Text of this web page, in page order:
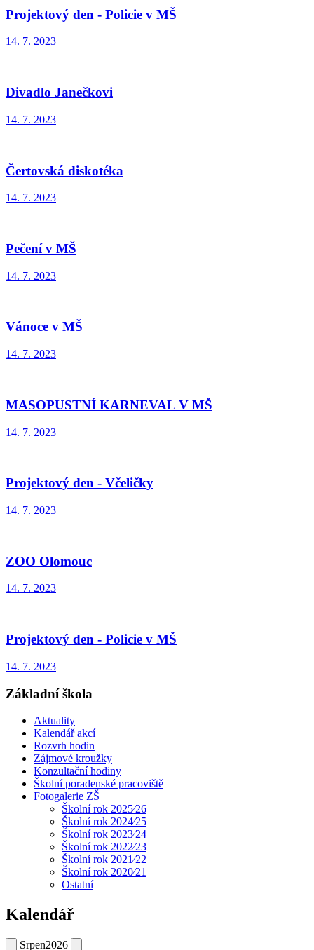
Projektový den - Policie v MŠ
14. 7. 2023
Divadlo Janečkovi
14. 7. 2023
Čertovská diskotéka
14. 7. 2023
Pečení v MŠ
14. 7. 2023
Vánoce v MŠ
14. 7. 2023
MASOPUSTNÍ KARNEVAL V MŠ
14. 7. 2023
Projektový den - Včeličky
14. 7. 2023
ZOO Olomouc
14. 7. 2023
Projektový den - Policie v MŠ
14. 7. 2023
Základní škola
Aktuality
Kalendář akcí
Rozvrh hodin
Zájmové kroužky
Konzultační hodiny
Školní poradenské pracoviště
Fotogalerie ZŠ
Školní rok 2025⁄26
Školní rok 2024⁄25
Školní rok 2023⁄24
Školní rok 2022⁄23
Školní rok 2021⁄22
Školní rok 2020⁄21
Ostatní
Kalendář
Srpen2026